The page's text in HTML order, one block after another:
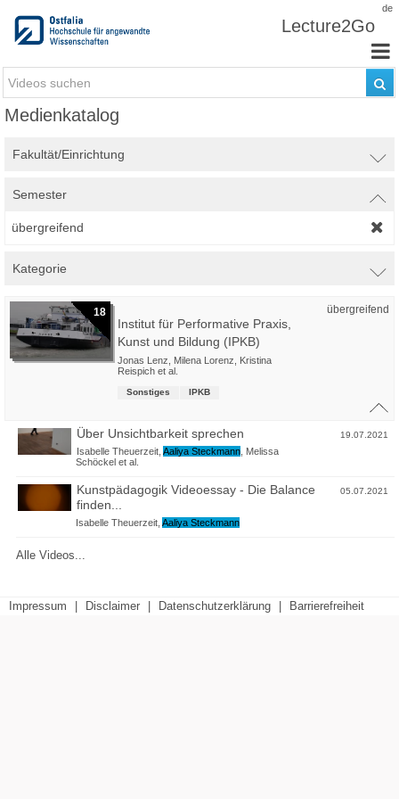
de
Lecture2Go
Medienkatalog
Fakultät/Einrichtung
Semester
übergreifend
Kategorie
18 übergreifend
Institut für Performative Praxis,
Kunst und Bildung (IPKB)
Jonas Lenz Milena Lorenz
Kristina
Reispich et al.
Sonstiges IPKB
19.07.2021
Über Unsichtbarkeit sprechen
Isabelle Theuerzeit Aaliya Steckmann Melissa
Schöckel et al.
05.07.2021
Kunstpädagogik Videoessay - Die Balance
finden...
Isabelle Theuerzeit Aaliya Steckmann
Alle Videos...
Impressum Disclaimer Datenschutzerklärung Barrierefreiheit